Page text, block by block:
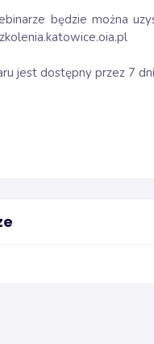
będzie można
jest dostępny przez 7